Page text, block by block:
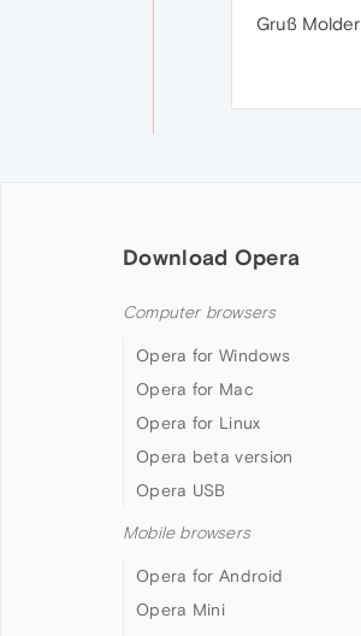
Gruß Molder
Download Opera
Computer browsers
Opera for Windows
Opera for Mac
Opera for Linux
Opera beta version
Opera USB
Mobile browsers
Opera for Android
Opera Mini